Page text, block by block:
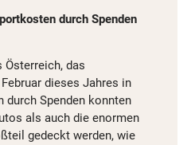
durch Spenden
Österreich, das
dieses Jahres in
Spenden konnten
als auch die enormen
gedeckt werden, wie